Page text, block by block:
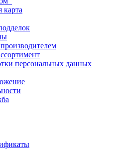
карта
персональных данных